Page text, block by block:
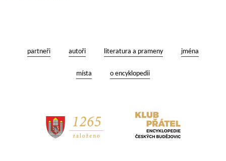
partneři autoři literatura a prameny jména
místa o encyklopedii